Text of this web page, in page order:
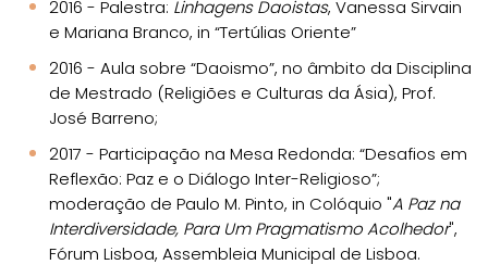
2016 - Palestra: Linhagens Daoistas, Vanessa Sirvain
e Mariana Branco, in “Tertúlias Oriente”
2016 - Aula sobre “Daoismo”, no âmbito da Disciplina
de Mestrado (Religiões e Culturas da Ásia), Prof.
José Barreno;
2017 - Participação na Mesa Redonda: “Desafios em
Reflexão: Paz e o Diálogo Inter-Religioso”;
moderação de Paulo M. Pinto, in Colóquio "A Paz na
Interdiversidade, Para Um Pragmatismo Acolhedor",
Fórum Lisboa, Assembleia Municipal de Lisboa.